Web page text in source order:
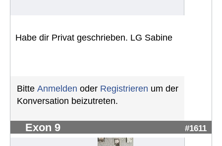
Habe dir Privat geschrieben. LG Sabine
Bitte Anmelden oder Registrieren um der
Konversation beizutreten.
Exon 9 #1611